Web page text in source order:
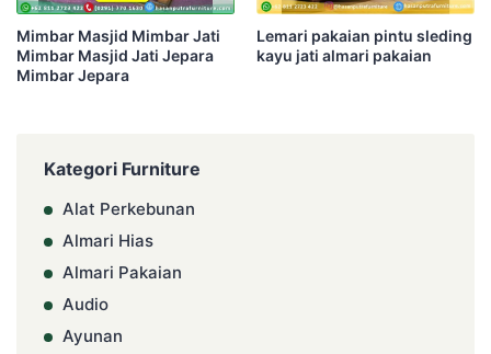
Mimbar Masjid Mimbar Jati
Mimbar Masjid Jati Jepara
Mimbar Jepara
Lemari pakaian pintu sleding
kayu jati almari pakaian
Kategori Furniture
Alat Perkebunan
Almari Hias
Almari Pakaian
Audio
Ayunan